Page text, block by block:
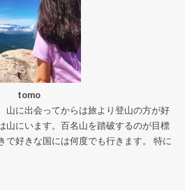
tomo
山に出会ってからは旅より登山の方が好
山にいます。百名山を踏破するのが目標
で好きな国には何度でも行きます。 特に